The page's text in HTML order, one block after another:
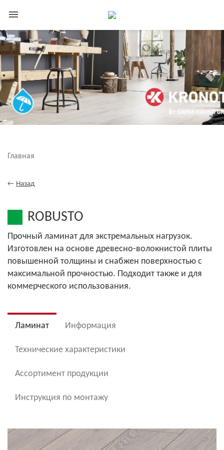
menu
Главная
← Назад
ROBUSTO
Прочный ламинат для экстремальных нагрузок.
Изготовлен на основе древесно-волокнистой плиты
повышенной толщины и снабжен поверхностью с
максимальной прочностью. Подходит также и для
коммерческого использования.
Ламинат Информация
Технические характеристики
Ассортимент продукции
Инструкция по монтажу